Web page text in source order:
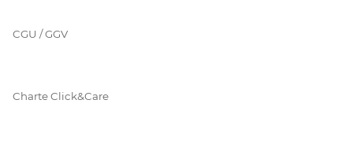
CGU / GGV
Charte Click&Care